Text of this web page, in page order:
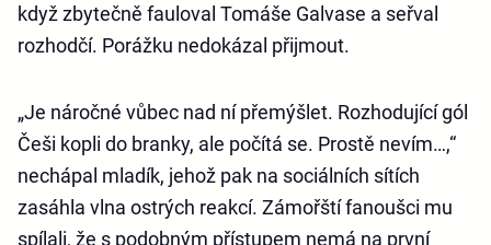
když zbytečně fauloval Tomáše Galvase a seřval
rozhodčí. Porážku nedokázal přijmout.
„Je náročné vůbec nad ní přemýšlet. Rozhodující gól
Češi kopli do branky, ale počítá se. Prostě nevím…,“
nechápal mladík, jehož pak na sociálních sítích
zasáhla vlna ostrých reakcí. Zámořští fanoušci mu
spílali, že s podobným přístupem nemá na první